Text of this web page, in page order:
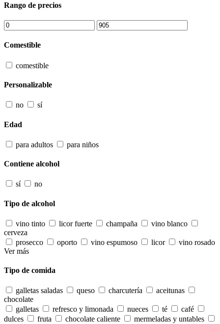
Rango de precios
Comestible
comestible
Personalizable
no sí
Edad
para adultos para niños
Contiene alcohol
sí no
Tipo de alcohol
vino tinto licor fuerte champaña
vino blanco
cerveza
prosecco
oporto vino espumoso licor
vino rosado
Ver más
Tipo de comida
galletas saladas queso charcutería
aceitunas
chocolate
galletas
refresco y limonada nueces té
café
dulces
fruta chocolate caliente
mermeladas y untables